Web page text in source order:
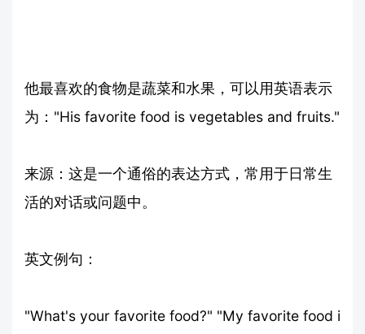
他最喜欢的食物是蔬菜和水果，可以用英语表示
为："His favorite food is vegetables and fruits."
来源：这是一个通俗的表达方式，常用于日常生
活的对话或问题中。
英文例句：
"What's your favorite food?" "My favorite food i